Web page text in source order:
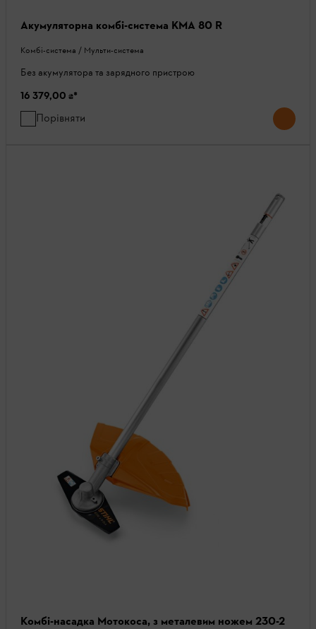
Акумуляторна комбі-система KMA 80 R
Комбі-система / Мульти-система
Без акумулятора та зарядного пристрою
16 379,00 ₴*
Порівняти
Комбі-насадка Мотокоса, з металевим ножем 230-2